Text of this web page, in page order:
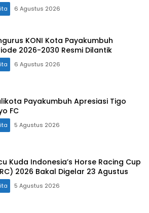
6 Agustus 2026
KONI Kota Payakumbuh
2026-2030 Resmi Dilantik
6 Agustus 2026
Payakumbuh Apresiasi Tigo
FC
5 Agustus 2026
Kuda Indonesia’s Horse Racing Cup
2026 Bakal Digelar 23 Agustus
5 Agustus 2026